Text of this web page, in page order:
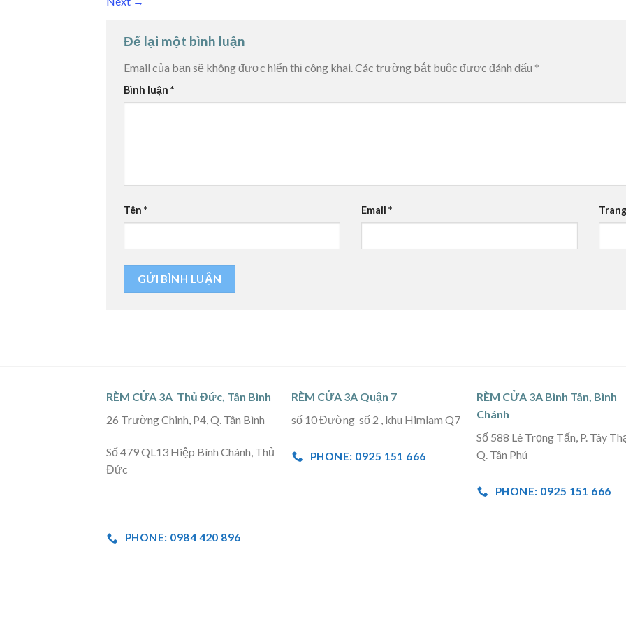
Để lại một bình luận
Email của bạn sẽ không được hiển thị công khai.Các trường bắt buộc được đánh dấu *
Bình luận *
Tên * Email *
RÈM CỬA 3A Thủ Đức, Tân Bình
26 Trường Chinh, P4, Q. Tân Bình
Số 479 QL13 Hiệp Bình Chánh, Thủ
Đức
PHONE: 0984 420 896
RÈM CỬA 3A Quận 7
số 10 Đường số 2 , khu Himlam Q7
PHONE: 0925 151 666
RÈM CỬA 3A Bình Tân, Bình
Chánh
Số 588 Lê Trọng Tấn, P. Tây
Q. Tân Phú
PHONE: 0925 151 666